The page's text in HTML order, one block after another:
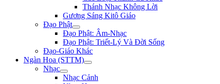
Thánh Nhạc Không Lời
Gương Sáng Kitô Giáo
Đạo Phật
Đạo Phật: Âm-Nhạc
Đạo Phật: Triết-Lý Và Đời Sống
Đạo-Giáo Khác
Ngàn Hoa (STTM)
Nhạc
Nhạc Cảnh